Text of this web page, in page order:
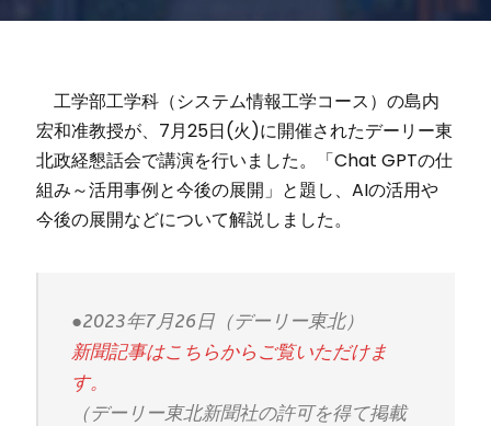
工学部工学科（システム情報工学コース）の島内
宏和准教授が、7月25日(火)に開催されたデーリー東
北政経懇話会で講演を行いました。「Chat GPTの仕
組み～活用事例と今後の展開」と題し、AIの活用や
今後の展開などについて解説しました。
●2023年7月26日（デーリー東北）
新聞記事はこちらからご覧いただけま
す。
（デーリー東北新聞社の許可を得て掲載